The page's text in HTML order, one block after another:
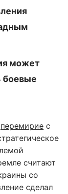
может
боевые
перемирие с
считают
со
сделал